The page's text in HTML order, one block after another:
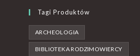
Tagi Produktów
ARCHEOLOGIA
BIBLIOTEKA RODZIMOWIERCY